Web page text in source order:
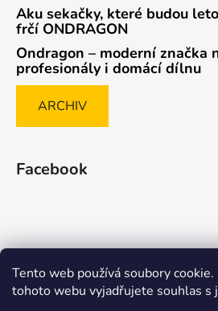
Tento web používá soubory
tohoto webu vyjadřujete souhlas s
Aku sekačky, které budou
frčí ONDRAGON
Ondragon – moderní značka
profesionály i domácí dílnu
ARCHIV
Facebook
Způsob ověřování